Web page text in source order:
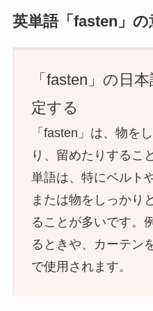
英単語「fasten」の
「fasten」の日
定する
「fasten」は、物を
り、留めたりするこ
単語は、特にベルト
または物をしっかり
ることが多いです。
るときや、カーテン
で使用されます。